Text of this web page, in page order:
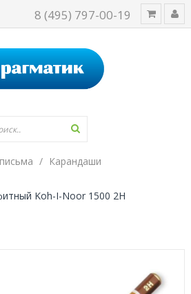
8 (495) 797-00-19
Карандаши
Koh-I-Noor 1500 2H